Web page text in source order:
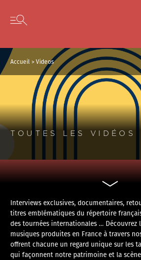
Skip to content
Open secondary menu
Accueil >Videos
TOUTES LES VIDÉOS
Interviews exclusives, documentaires,
titres emblématiques du répertoire
des tournées internationales … Découvrez
musiques produites en France à travers
offrent chacune un regard unique sur les
qui façonnent notre patrimoine et la